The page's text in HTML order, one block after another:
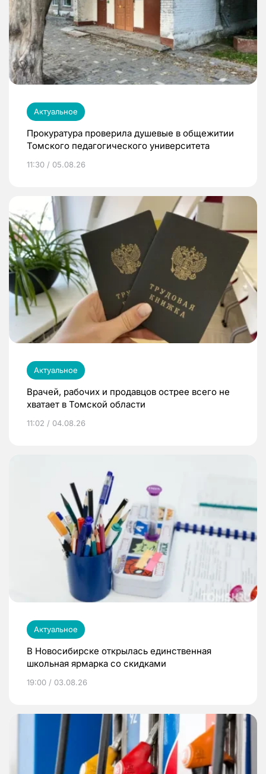
Актуальное
Прокуратура проверила душевые в общежитии
Томского педагогического университета
11:30 / 05.08.26
Актуальное
Врачей, рабочих и продавцов острее всего не
хватает в Томской области
11:02 / 04.08.26
Актуальное
В Новосибирске открылась единственная
школьная ярмарка со скидками
19:00 / 03.08.26